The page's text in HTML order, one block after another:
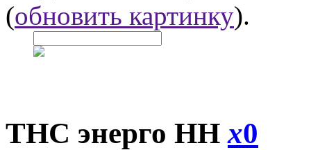
(обновить картинку).
ТНС энерго ННx0